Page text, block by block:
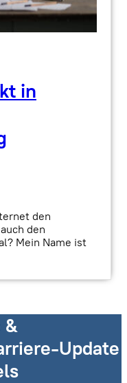
in
den
den
Mein Name ist
&
Update